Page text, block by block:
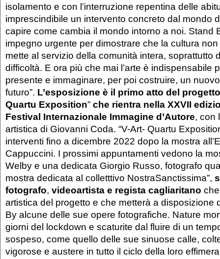
isolamento e con l’interruzione repentina delle
imprescindibile un intervento concreto dal mondo
capire come cambia il mondo intorno a noi. Stand
impegno urgente per dimostrare che la cultura
mette al servizio della comunità intera, soprattutto
difficoltà. E ora più che mai l’arte è indispensabile
presente e immaginare, per poi costruire, un nuovo
futuro”. L’esposizione è il primo atto del
Quartu Exposition” che rientra nella XXVII
Festival Internazionale Immagine d’Autore, con
artistica di Giovanni Coda. “V-Art- Quartu
interventi fino a dicembre 2022 dopo la mostra
Cappuccini. I prossimi appuntamenti vedono la
Welby e una dedicata Giorgio Russo, fotografo
mostra dedicata al colletttivo NostraSanctissima”,
fotografo, videoartista e regista cagliaritano
artistica del progetto e che metterà a disposizione
By alcune delle sue opere fotografiche. Nature
giorni del lockdown e scaturite dal fluire di un
sospeso, come quello delle sue sinuose calle,
vigorose e austere in tutto il ciclo della loro